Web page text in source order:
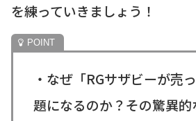
を練っていきましょう！
・なぜ「RGサザビーが売
題になるのか？その驚異